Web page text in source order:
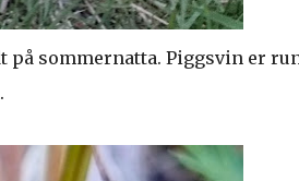
på sommernatta. Piggsvin er